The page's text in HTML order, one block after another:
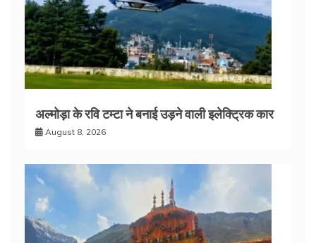
अल्मोड़ा के रवि टम्टा ने बनाई उड़ने वाली इलेक्ट्रिक कार
August 8, 2026